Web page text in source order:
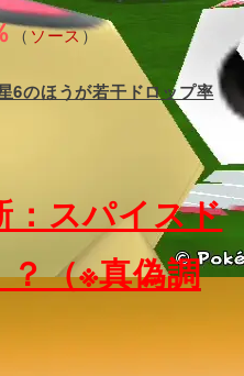
（ソース）
6のほうが若干ドロップ率
：スパイスド
（※真偽調